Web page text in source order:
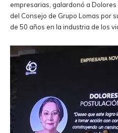
empresarias, galardonó a
del Consejo de Grupo Lomas por
de 50 años en la industria de los